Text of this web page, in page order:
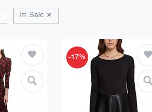
Im Sale ✕
-17%